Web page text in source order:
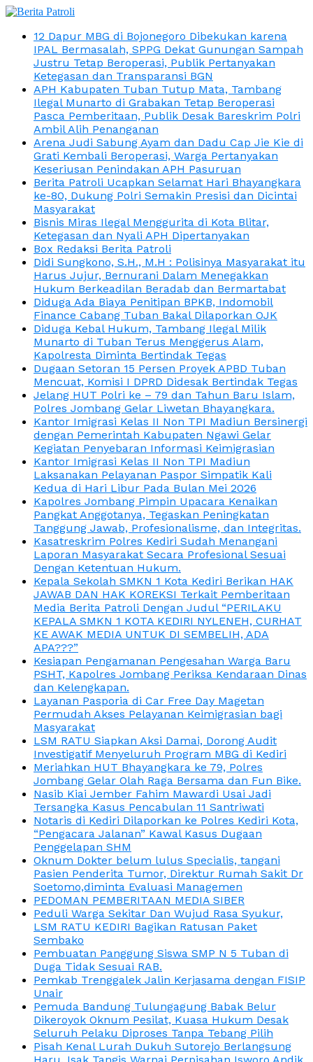
12 Dapur MBG di Bojonegoro Dibekukan karena
IPAL Bermasalah, SPPG Dekat Gunungan Sampah
Justru Tetap Beroperasi, Publik Pertanyakan
Ketegasan dan Transparansi BGN
APH Kabupaten Tuban Tutup Mata, Tambang
Ilegal Munarto di Grabakan Tetap Beroperasi
Pasca Pemberitaan, Publik Desak Bareskrim Polri
Ambil Alih Penanganan
Arena Judi Sabung Ayam dan Dadu Cap Jie Kie di
Grati Kembali Beroperasi, Warga Pertanyakan
Keseriusan Penindakan APH Pasuruan
Berita Patroli Ucapkan Selamat Hari Bhayangkara
ke-80, Dukung Polri Semakin Presisi dan Dicintai
Masyarakat
Bisnis Miras Ilegal Menggurita di Kota Blitar,
Ketegasan dan Nyali APH Dipertanyakan
Box Redaksi Berita Patroli
Didi Sungkono, S.H., M.H : Polisinya Masyarakat itu
Harus Jujur, Bernurani Dalam Menegakkan
Hukum Berkeadilan Beradab dan Bermartabat
Diduga Ada Biaya Penitipan BPKB, Indomobil
Finance Cabang Tuban Bakal Dilaporkan OJK
Diduga Kebal Hukum, Tambang Ilegal Milik
Munarto di Tuban Terus Menggerus Alam,
Kapolresta Diminta Bertindak Tegas
Dugaan Setoran 15 Persen Proyek APBD Tuban
Mencuat, Komisi I DPRD Didesak Bertindak Tegas
Jelang HUT Polri ke – 79 dan Tahun Baru Islam,
Polres Jombang Gelar Liwetan Bhayangkara.
Kantor Imigrasi Kelas II Non TPI Madiun Bersinergi
dengan Pemerintah Kabupaten Ngawi Gelar
Kegiatan Penyebaran Informasi Keimigrasian
Kantor Imigrasi Kelas II Non TPI Madiun
Laksanakan Pelayanan Paspor Simpatik Kali
Kedua di Hari Libur Pada Bulan Mei 2026
Kapolres Jombang Pimpin Upacara Kenaikan
Pangkat Anggotanya, Tegaskan Peningkatan
Tanggung Jawab, Profesionalisme, dan Integritas.
Kasatreskrim Polres Kediri Sudah Menangani
Laporan Masyarakat Secara Profesional Sesuai
Dengan Ketentuan Hukum.
Kepala Sekolah SMKN 1 Kota Kediri Berikan HAK
JAWAB DAN HAK KOREKSI Terkait Pemberitaan
Media Berita Patroli Dengan Judul “PERILAKU
KEPALA SMKN 1 KOTA KEDIRI NYLENEH, CURHAT
KE AWAK MEDIA UNTUK DI SEMBELIH, ADA
APA???”
Kesiapan Pengamanan Pengesahan Warga Baru
PSHT, Kapolres Jombang Periksa Kendaraan Dinas
dan Kelengkapan.
Layanan Pasporia di Car Free Day Magetan
Permudah Akses Pelayanan Keimigrasian bagi
Masyarakat
LSM RATU Siapkan Aksi Damai, Dorong Audit
Investigatif Menyeluruh Program MBG di Kediri
Meriahkan HUT Bhayangkara ke 79, Polres
Jombang Gelar Olah Raga Bersama dan Fun Bike.
Nasib Kiai Jember Fahim Mawardi Usai Jadi
Tersangka Kasus Pencabulan 11 Santriwati
Notaris di Kediri Dilaporkan ke Polres Kediri Kota,
“Pengacara Jalanan” Kawal Kasus Dugaan
Penggelapan SHM
Oknum Dokter belum lulus Specialis, tangani
Pasien Penderita Tumor, Direktur Rumah Sakit Dr
Soetomo,diminta Evaluasi Managemen
PEDOMAN PEMBERITAAN MEDIA SIBER
Peduli Warga Sekitar Dan Wujud Rasa Syukur,
LSM RATU KEDIRI Bagikan Ratusan Paket
Sembako
Pembuatan Panggung Siswa SMP N 5 Tuban di
Duga Tidak Sesuai RAB.
Pemkab Trenggalek Jalin Kerjasama dengan FISIP
Unair
Pemuda Bandung Tulungagung Babak Belur
Dikeroyok Oknum Pesilat, Kuasa Hukum Desak
Seluruh Pelaku Diproses Tanpa Tebang Pilih
Pisah Kenal Lurah Dukuh Sutorejo Berlangsung